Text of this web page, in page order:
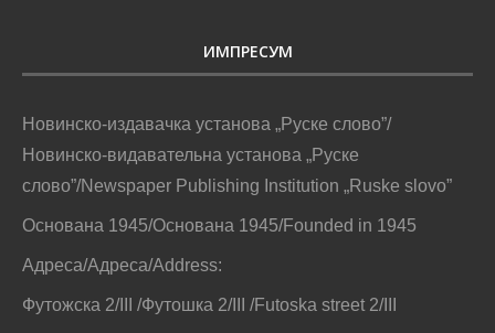
ИМПРЕСУМ
Новинско-издавачка установа „Руске слово”/
Новинско-видавательна установа „Руске
слово”/Newspaper Publishing Institution „Ruske slovo”
Основана 1945/Основана 1945/Founded in 1945
Адреса/Адреса/Address:
Футожска 2/III /Футошка 2/III /Futoska street 2/III